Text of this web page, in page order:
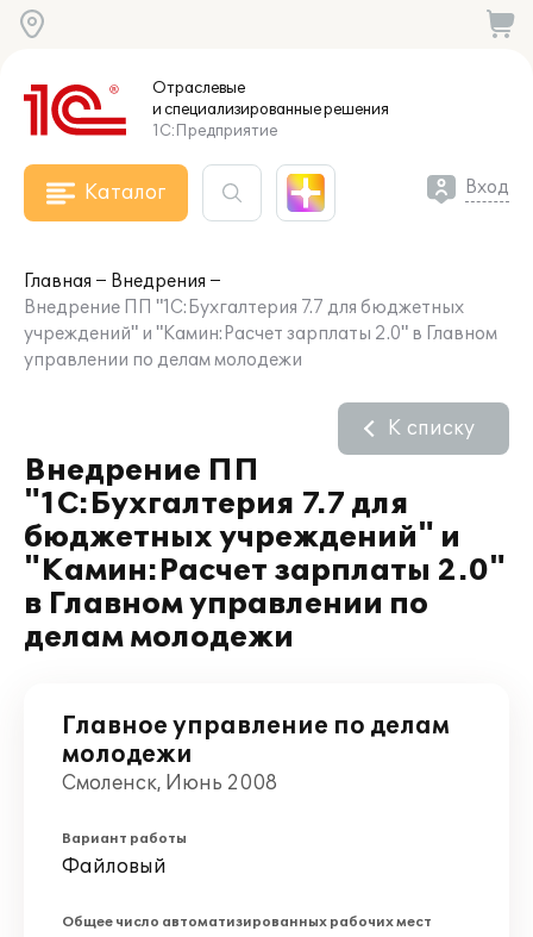
Отраслевые
и специализированныерешения
1С:Предприятие
Каталог Вход
Главная
Внедрения
Внедрение ПП "1С:Бухгалтерия 7.7 для бюджетных
учреждений" и "Камин:Расчет зарплаты 2.0" в Главном
управлении по делам молодежи
Внедрение ПП
"1С:Бухгалтерия 7.7 для
бюджетных учреждений" и
"Камин:Расчет зарплаты 2.0"
в Главном управлении по
делам молодежи
К списку
Главное управление по делам
молодежи
Смоленск, Июнь 2008
Вариант работы
Файловый
Общее число автоматизированных рабочих мест